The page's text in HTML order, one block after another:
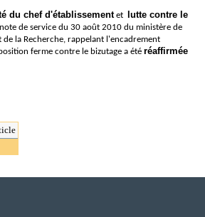
du chef d'établissementet
lutte contre le
de service du 30 août 2010 du ministère de
de la Recherche, rappelant l'encadrement
ferme contre le bizutage a étéréaffirmée